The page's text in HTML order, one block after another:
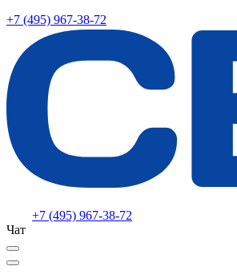
+7 (495) 967-38-72
+7 (495) 967-38-72
Чат